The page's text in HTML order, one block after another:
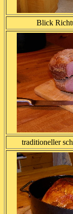
Blick
traditioneller